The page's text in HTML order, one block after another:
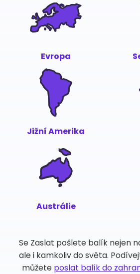
Evropa
Jižní Amerika
Austrálie
Se Zaslat pošlete balík nejen
ale i kamkoliv do světa.
můžete poslat balík do